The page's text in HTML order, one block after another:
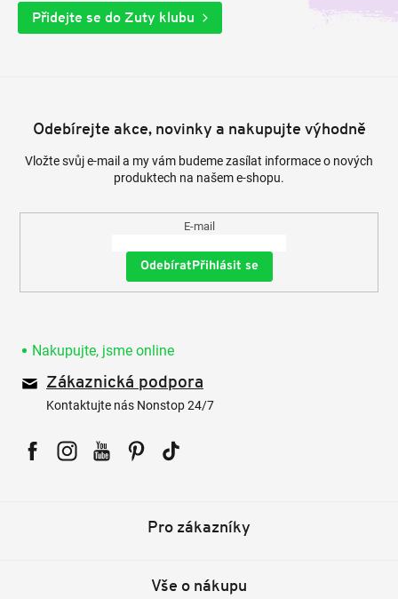
Přidejte se do Zuty klubu
Odebírejte akce, novinky a nakupujte výhodně
Vložte svůj e-mail a my vám budeme zasílat informace o nových
produktech na našem e-shopu.
E-mail
Přihlásit se
Nakupujte, jsme online
Zákaznická podpora
Kontaktujte nás Nonstop 24/7
Pro zákazníky
Vše o nákupu